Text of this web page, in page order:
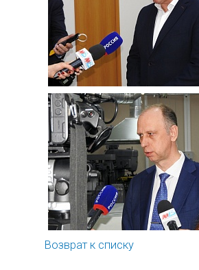
Возврат к списку